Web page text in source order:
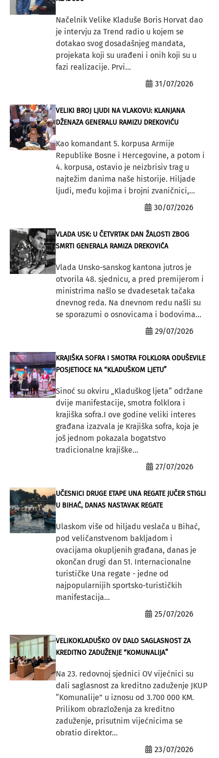
Načelnik Velike Kladuše Boris Horvat dao
je intervju za Trend radio u kojem se
dotakao svog dosadašnjeg mandata,
projekata koji su urađeni i onih koji su u
fazi realizacije. Prvi...
31/07/2026
VELIKI BROJ LJUDI NA VLAKOVU: KLANJANA
DŽENAZA GENERALU RAMIZU DREKOVIĆU
Kao komandant 5. korpusa Armije
Republike Bosne i Hercegovine, a potom i
4. korpusa, ostavio je neizbrisiv trag u
najtežim danima naše historije. Hiljade
ljudi, među kojima i brojni zvaničnici,...
30/07/2026
VLADA USK: U ČETVRTAK DAN ŽALOSTI ZBOG
SMRTI GENERALA RAMIZA DREKOVIĆA
Vlada Unsko-sanskog kantona jutros je
otvorila 48. sjednicu, a pred premijerom i
ministrima našlo se dvadesetak tačaka
dnevnog reda. Na dnevnom redu našli su
se sporazumi o osnovicama i bodovima...
29/07/2026
KRAJIŠKA SOFRA I SMOTRA FOLKLORA ODUŠEVILE
POSJETIOCE NA “KLADUŠKOM LJETU”
Sinoć su okviru „Kladuškog ljeta“ održane
dvije manifestacije, smotra folklora i
krajiška sofra.I ove godine veliki interes
građana izazvala je Krajiška sofra, koja je
još jednom pokazala bogatstvo
tradicionalne krajiške...
27/07/2026
UČESNICI DRUGE ETAPE UNA REGATE JUČER STIGLI
U BIHAĆ, DANAS NASTAVAK REGATE
Ulaskom više od hiljadu veslača u Bihać,
pod veličanstvenom bakljadom i
ovacijama okupljenih građana, danas je
okončan drugi dan 51. Internacionalne
turističke Una regate - jedne od
najpopularnijih sportsko-turističkih
manifestacija...
25/07/2026
VELIKOKLADUŠKO OV DALO SAGLASNOST ZA
KREDITNO ZADUŽENJE “KOMUNALIJA”
Na 23. redovnoj sjednici OV vijećnici su
dali saglasnost za kreditno zaduženje JKUP
“Komunalije” u iznosu od 3.700 000 KM.
Prilikom obrazloženja za kreditno
zaduženje, prisutnim vijećnicima se
obratio direktor...
23/07/2026